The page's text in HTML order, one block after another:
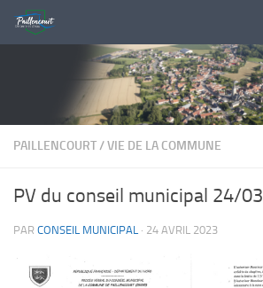
Skip to content
PAILLENCOURT/VIE DE LA COMMUNE
PV du conseil municipal 24/03
PAR CONSEIL MUNICIPAL · 24 AVRIL 2023